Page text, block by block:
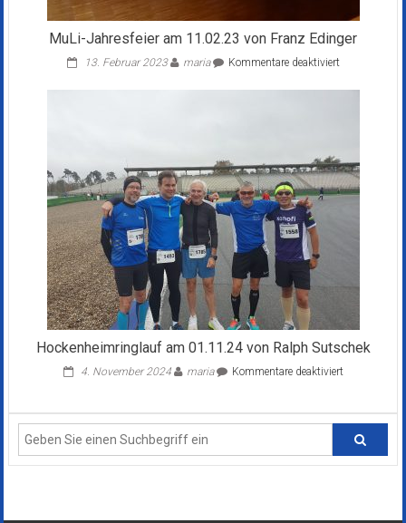
MuLi-Jahresfeier am 11.02.23 von Franz Edinger
13. Februar 2023 maria Kommentare deaktiviertfür
Franz
Edinger
Hockenheimringlauf am 01.11.24 von Ralph Sutschek
4. November 2024 maria Kommentare deaktiviertfür
von
Sutschek